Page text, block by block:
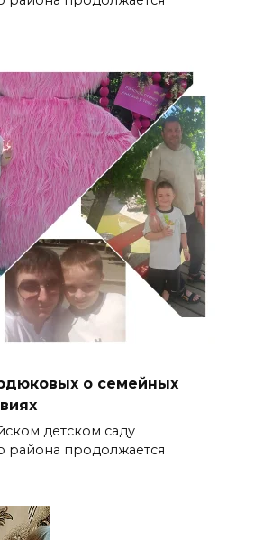
о семейных
детском саду
района продолжается